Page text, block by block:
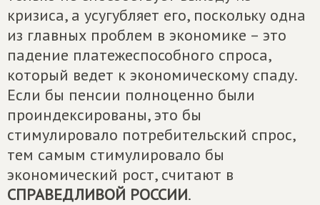
кризиса, а усугубляет его, поскольку одна
из главных проблем в экономике – это
падение платежеспособного спроса,
который ведет к экономическому спаду.
Если бы пенсии полноценно были
проиндексированы, это бы
стимулировало потребительский спрос,
тем самым стимулировало бы
экономический рост, считают в
СПРАВЕДЛИВОЙ РОССИИ.